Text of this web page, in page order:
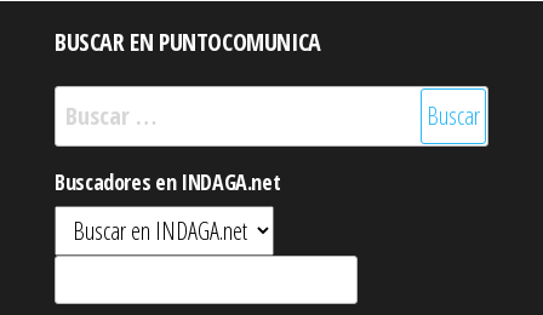
BUSCAR EN PUNTOCOMUNICA
Buscar:
Buscadores en INDAGA.net